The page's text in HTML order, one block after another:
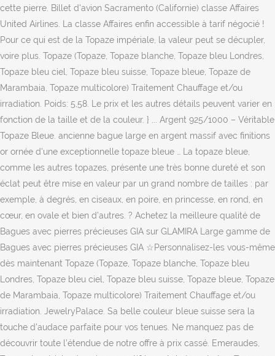
cette pierre. Billet d'avion Sacramento (Californie) classe Affaires
United Airlines. La classe Affaires enfin accessible à tarif négocié !
Pour ce qui est de la Topaze impériale, la valeur peut se décupler,
voire plus. Topaze (Topaze, Topaze blanche, Topaze bleu Londres,
Topaze bleu ciel, Topaze bleu suisse, Topaze bleue, Topaze de
Marambaia, Topaze multicolore) Traitement Chauffage et/ou
irradiation. Poids: 5,58. Le prix et les autres détails peuvent varier en
fonction de la taille et de la couleur. } ... Argent 925/1000 – Véritable
Topaze Bleue. ancienne bague large en argent massif avec finitions
or ornée d'une exceptionnelle topaze bleue … La topaze bleue,
comme les autres topazes, présente une très bonne dureté et son
éclat peut être mise en valeur par un grand nombre de tailles : par
exemple, à degrés, en ciseaux, en poire, en princesse, en rond, en
cœur, en ovale et bien d’autres. ? Achetez la meilleure qualité de
Bagues avec pierres précieuses GIA sur GLAMIRA Large gamme de
Bagues avec pierres précieuses GIA ☆Personnalisez-les vous-même
dès maintenant Topaze (Topaze, Topaze blanche, Topaze bleu
Londres, Topaze bleu ciel, Topaze bleu suisse, Topaze bleue, Topaze
de Marambaia, Topaze multicolore) Traitement Chauffage et/ou
irradiation. JewelryPalace. Sa belle couleur bleue suisse sera la
touche d'audace parfaite pour vos tenues. Ne manquez pas de
découvrir toute l’étendue de notre offre à prix cassé. Emeraudes,